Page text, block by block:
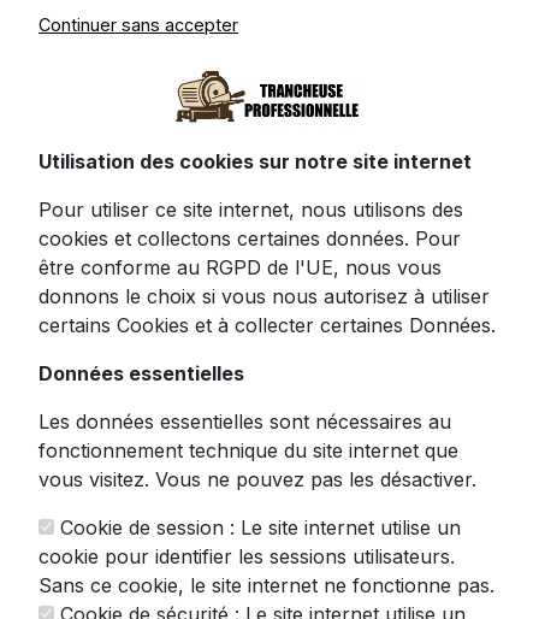
Spéciale Boulangerie
professionnelle, l'alliée incontournable des
exigeants. Conçue pour transformer vos
pains artisanaux en tranches parfaites, cette
trancheuse à pain professionnelleallie
robustesse, précision et facilité d'utilisation.
370W, cette machine assure des coupes
rapides et efficaces, même pendant les
heures de service les plus intenses. Son
fonctionnement silencieux préserve
économisant l'énergie.
La qualité de fabrication est irréprochable :
entièrement construite en acier inoxydable
Continuer sans accepter
Utilisation des cookies sur notre site internet
Pour utiliser ce site internet, nous utilisons des
cookies et collectons certaines données. Pour
être conforme au RGPD de l'UE, nous vous
donnons le choix si vous nous autorisez à utiliser
certains Cookies et à collecter certaines Données.
Données essentielles
Les données essentielles sont nécessaires au
fonctionnement technique du site internet que
vous visitez. Vous ne pouvez pas les désactiver.
Cookie de session : Le site internet utilise un
cookie pour identifier les sessions utilisateurs.
Sans ce cookie, le site internet ne fonctionne pas.
Cookie de sécurité : Le site internet utilise un